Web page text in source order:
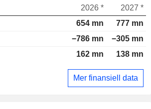
2026 *
2027 *
654 mn
777 mn
−786 mn
−305 mn
162 mn 138 mn
Mer finansiell data